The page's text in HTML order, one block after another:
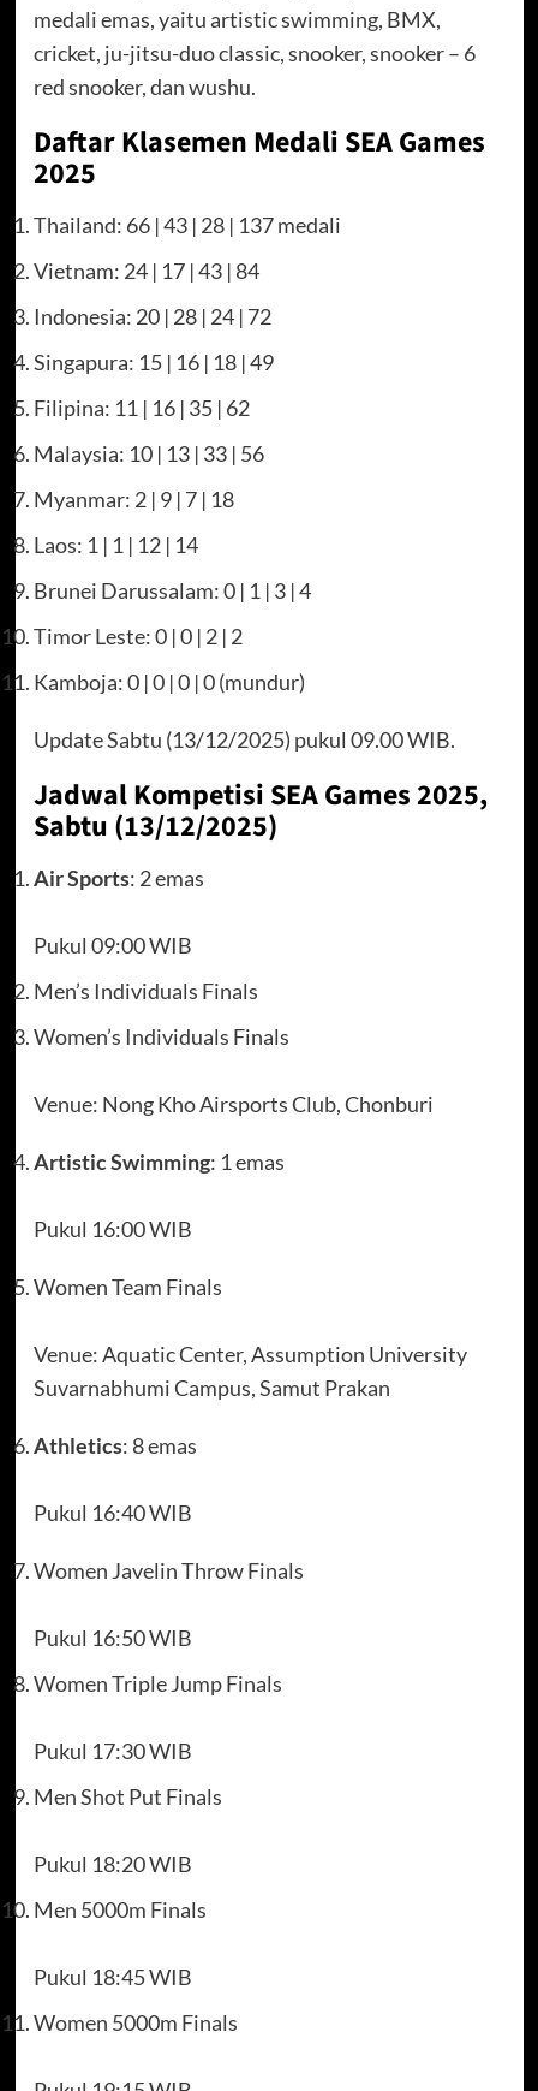
medali emas, yaitu artistic swimming, BMX,
cricket, ju-jitsu-duo classic, snooker, snooker – 6
red snooker, dan wushu.
Daftar Klasemen Medali SEA Games
2025
Thailand: 66 | 43 | 28 | 137 medali
Vietnam: 24 | 17 | 43 | 84
Indonesia: 20 | 28 | 24 | 72
Singapura: 15 | 16 | 18 | 49
Filipina: 11 | 16 | 35 | 62
Malaysia: 10 | 13 | 33 | 56
Myanmar: 2 | 9 | 7 | 18
Laos: 1 | 1 | 12 | 14
Brunei Darussalam: 0 | 1 | 3 | 4
Timor Leste: 0 | 0 | 2 | 2
Kamboja: 0 | 0 | 0 | 0 (mundur)
Update Sabtu (13/12/2025) pukul 09.00 WIB.
Jadwal Kompetisi SEA Games 2025,
Sabtu (13/12/2025)
Air Sports: 2 emas
Pukul 09:00 WIB
Men’s Individuals Finals
Women’s Individuals Finals
Venue: Nong Kho Airsports Club, Chonburi
Artistic Swimming: 1 emas
Pukul 16:00 WIB
Women Team Finals
Venue: Aquatic Center, Assumption University
Suvarnabhumi Campus, Samut Prakan
Athletics: 8 emas
Pukul 16:40 WIB
Women Javelin Throw Finals
Pukul 16:50 WIB
Women Triple Jump Finals
Pukul 17:30 WIB
Men Shot Put Finals
Pukul 18:20 WIB
Men 5000m Finals
Pukul 18:45 WIB
Women 5000m Finals